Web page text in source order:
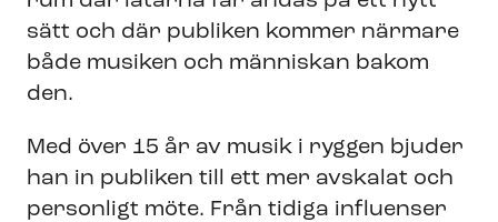
sätt och där publiken kommer närmare
både musiken och människan bakom
den.
Med över 15 år av musik i ryggen bjuder
han in publiken till ett mer avskalat och
personligt möte. Från tidiga influenser